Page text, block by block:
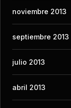
noviembre 2013
septiembre 2013
julio 2013
abril 2013